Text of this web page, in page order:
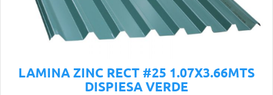
LAMINA ZINC RECT #25 1.07X3.66MTS
DISPIESA VERDE